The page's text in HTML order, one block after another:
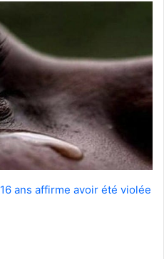
ans affirme avoir été violée